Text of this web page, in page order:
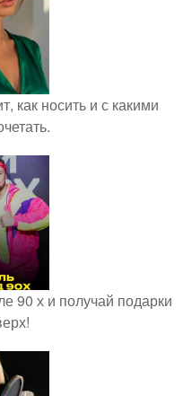
как носить и с какими
90 х и получай подарки